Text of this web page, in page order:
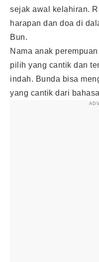
sejak awal kelahiran.
harapan dan doa di
Bun.
Nama anak
pilih yang cantik dan
indah. Bunda bisa
yang cantik dari